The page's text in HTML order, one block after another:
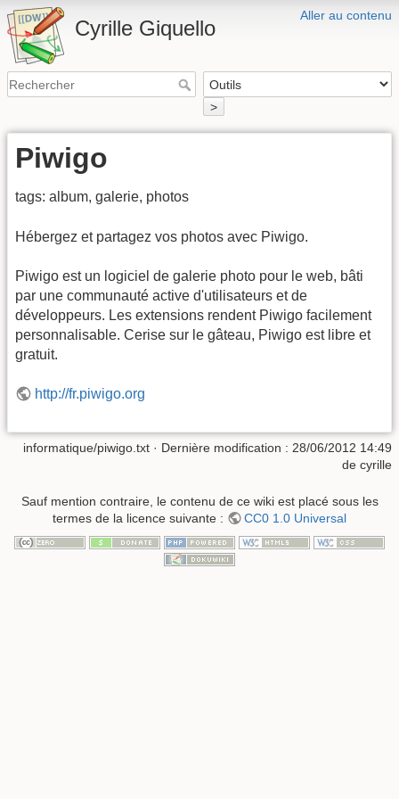
Aller au contenu
Cyrille Giquello
>
Piwigo
tags: album, galerie, photos
Hébergez et partagez vos photos avec Piwigo.
Piwigo est un logiciel de galerie photo pour le web, bâti
par une communauté active d'utilisateurs et de
développeurs. Les extensions rendent Piwigo facilement
personnalisable. Cerise sur le gâteau, Piwigo est libre et
gratuit.
http://fr.piwigo.org
informatique/piwigo.txt · Dernière modification : 28/06/2012 14:49
de cyrille
Sauf mention contraire, le contenu de ce wiki est placé sous les
termes de la licence suivante :
CC0 1.0 Universal